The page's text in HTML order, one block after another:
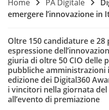
Home PA Digitale
emergere l’innovazione in
Oltre 150 candidature e
espressione
giuria di oltre 50 CIO delle
pubbliche amministrazioni
edizione dei Digital360
i vincitori nella giornata
all’evento di premiazione